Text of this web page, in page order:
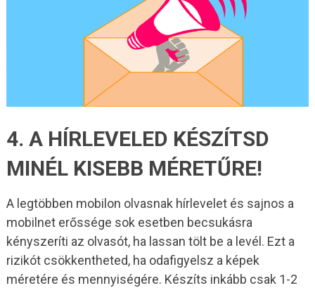
4. A HÍRLEVELED KÉSZÍTSD
MINÉL KISEBB MÉRETŰRE!
A legtöbben mobilon olvasnak hírlevelet és sajnos a
mobilnet erőssége sok esetben becsukásra
kényszeríti az olvasót, ha lassan tölt be a levél. Ezt a
rizikót csökkentheted, ha odafigyelsz a képek
méretére és mennyiségére. Készíts inkább csak 1-2